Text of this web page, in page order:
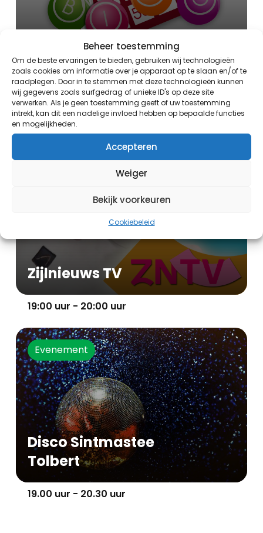
Beheer toestemming
Om de beste ervaringen te bieden, gebruiken wij technologieën
zoals cookies om informatie over je apparaat op te slaan en/of te
raadplegen. Door in te stemmen met deze technologieën kunnen
wij gegevens zoals surfgedrag of unieke ID's op deze site
verwerken. Als je geen toestemming geeft of uw toestemming
intrekt, kan dit een nadelige invloed hebben op bepaalde functies
en mogelijkheden.
Accepteren
Weiger
Bekijk voorkeuren
Cookiebeleid
18:30 uur - 20:00 uur
Evenement
Zijlnieuws TV
19:00 uur - 20:00 uur
Evenement
Disco Sintmastee
Tolbert
19.00 uur - 20.30 uur